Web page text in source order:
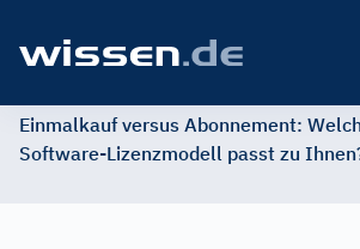
Einmalkauf versus Abonnement:
Software-Lizenzmodell passt zu